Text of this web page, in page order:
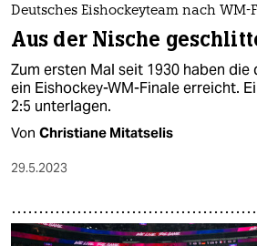
Deutsches Eishockeyteam nach WM-
Aus der Nische
Zum ersten Mal seit 1930 haben die
ein Eishockey-WM-Finale erreicht.
2:5 unterlagen.
Von Christiane Mitatselis
29.5.2023